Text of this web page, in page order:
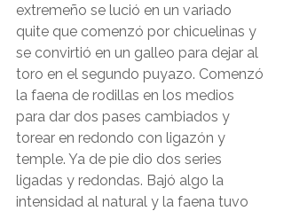
extremeño se lució en un variado
quite que comenzó por chicuelinas y
se convirtió en un galleo para dejar al
toro en el segundo puyazo. Comenzó
la faena de rodillas en los medios
para dar dos pases cambiados y
torear en redondo con ligazón y
temple. Ya de pie dio dos series
ligadas y redondas. Bajó algo la
intensidad al natural y la faena tuvo